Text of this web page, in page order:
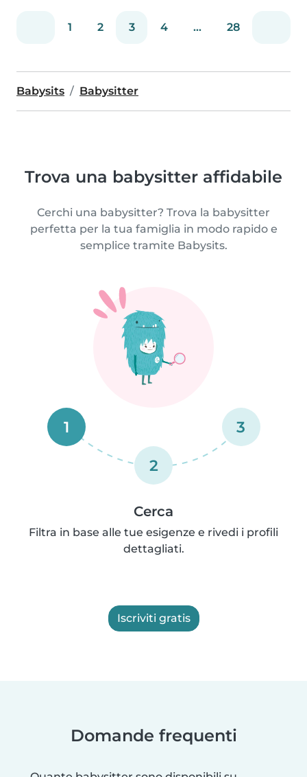
1 2 3 4 ... 28
Babysits Babysitter
Trova una babysitter affidabile
Cerchi una babysitter? Trova la babysitter
perfetta per la tua famiglia in modo rapido e
semplice tramite Babysits.
1
2
3
Cerca
Filtra in base alle tue esigenze e rivedi i profili
dettagliati.
Iscriviti gratis
Domande frequenti